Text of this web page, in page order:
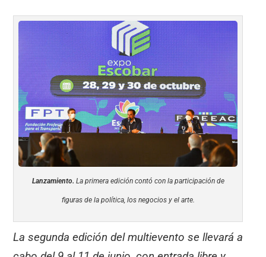
Lanzamiento. La primera edición contó con la participación de
figuras de la política, los negocios y el arte.
La segunda edición del multievento se llevará a